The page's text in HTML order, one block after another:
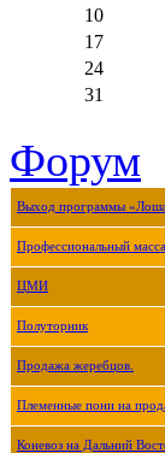
10
17
24
31
Форум
Выход программы
Профессиональный
ЦМИ
Полуторник
Продажа жеребцов.
Племенные пони на
Коневоз на Дальний